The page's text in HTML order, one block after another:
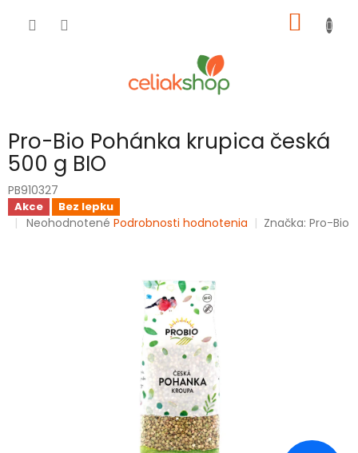
KOŠÍK
Pro-Bio Pohánka krupica česká
500 g BIO
PB910327
Akce Bez lepku
Priemerné
Neohodnotené Podrobnosti hodnotenia Značka: Pro-Bio